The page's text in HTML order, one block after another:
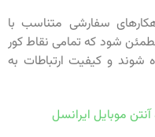
سفارشی متناسب با
شود که تمامی نقاط کور
و کیفیت ارتباطات به
موبایل ایرانسل